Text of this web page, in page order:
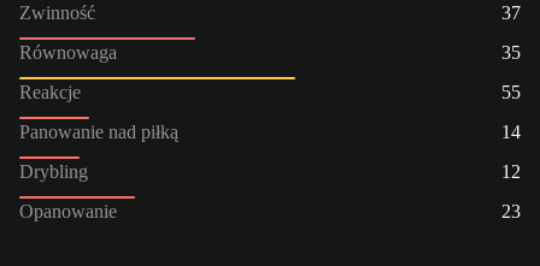
Zwinność
37
Równowaga
35
Reakcje
55
Panowanie nad piłką
14
Drybling
12
Opanowanie
23